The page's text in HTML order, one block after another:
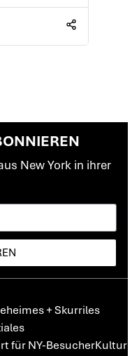
New York in ihrer
+ Skurriles
für NY-BesucherKultur